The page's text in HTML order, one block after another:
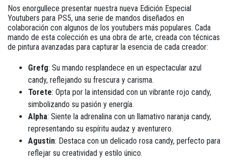
Nos enorgullece presentar nuestra nueva Edición Especial
Youtubers para PS5, una serie de mandos diseñados en
colaboración con algunos de los youtubers más populares. Cada
mando de esta colección es una obra de arte, creada con técnicas
de pintura avanzadas para capturar la esencia de cada creador:
Grefg: Su mando resplandece en un espectacular azul
candy, reflejando su frescura y carisma.
Torete: Opta por la intensidad con un vibrante rojo candy,
simbolizando su pasión y energía.
Alpha: Siente la adrenalina con un llamativo naranja candy,
representando su espíritu audaz y aventurero.
Agustin: Destaca con un delicado rosa candy, perfecto para
reflejar su creatividad y estilo único.